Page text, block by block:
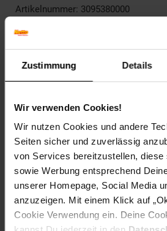
Zustimmung Details
Wir verwenden Cookies!
Wir nutzen Cookies und andere
Seiten sicher und zuverlässig
von Services bereitzustellen,
sowie Werbung entsprechend
unserer Homepage, Social Media
anzuzeigen. Mit einem Klick auf
Cookie Verwendung ein. Deine
Artikelnummer: 3095380000
Artikel gehört zur Kategorie:
Herstellerinformationen
Altgeräterücknahme
Fußzeile
Weitere Online-Angebote